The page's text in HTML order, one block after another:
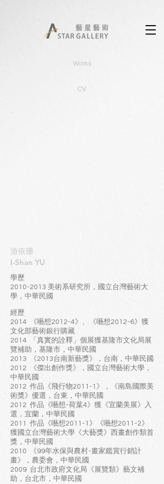
Works
CV
​游依珊
I-Shan YU
學歷
2010-2013 美術系研究所，國立台灣藝術大
學，中華民國
經歷
2014 《囈想2012-4》、《囈想2012-6》獲
文化部藝術銀行購藏
2014 「真實的詮釋」個展獲基隆市文化局展
覽補助，基隆市，中華民國
2013 《2013台南新藝獎》，台南，中華民國
2012 《傑出創作獎》，國立台灣藝術大學，
中華民國
2012 作品《飛行物2011-1》，《南島國際美
術獎》優選，台東，中華民國
2012 作品《囈想-荷葉4》獲《宜蘭美展》入
選，宜蘭，中華民國
2011 作品《囈想2011-1》《囈想2011-2》
獲國立台灣藝術大學《大藝獎》西畫創作類首
獎，中華民國
2010 《99年水保與農村-畫家鑑賞行銷計
畫》，農委會，中華民國
2009 台北市政府文化局《展覽類》藝文補
助，台北市，中華民國